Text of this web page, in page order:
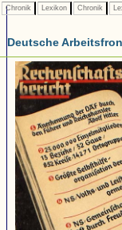
Chronik Lexikon Chronik
Deutsche